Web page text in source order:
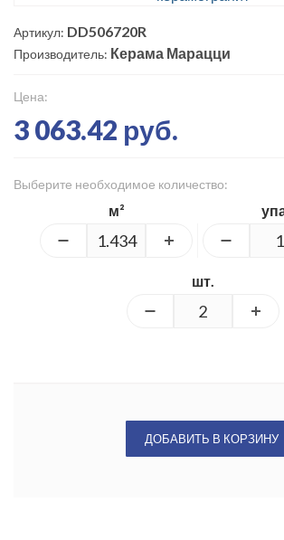
Артикул: DD506720R
Производитель: Керама Марацци
Цена:
3 063.42 руб.
Выберите необходимое количество:
м²
шт.
ДОБАВИТЬ В КОРЗИНУ